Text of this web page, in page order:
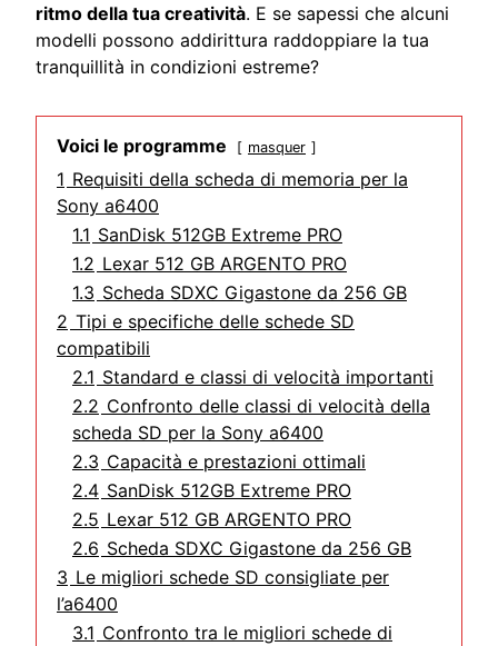
ritmo della tua creatività. E se sapessi che alcuni
modelli possono addirittura raddoppiare la tua
tranquillità in condizioni estreme?
Voici le programme masquer
1 Requisiti della scheda di memoria per la
Sony a6400
1.1 SanDisk 512GB Extreme PRO
1.2 Lexar 512 GB ARGENTO PRO
1.3 Scheda SDXC Gigastone da 256 GB
2 Tipi e specifiche delle schede SD
compatibili
2.1 Standard e classi di velocità importanti
2.2 Confronto delle classi di velocità della
scheda SD per la Sony a6400
2.3 Capacità e prestazioni ottimali
2.4 SanDisk 512GB Extreme PRO
2.5 Lexar 512 GB ARGENTO PRO
2.6 Scheda SDXC Gigastone da 256 GB
3 Le migliori schede SD consigliate per
l’a6400
3.1 Confronto tra le migliori schede di